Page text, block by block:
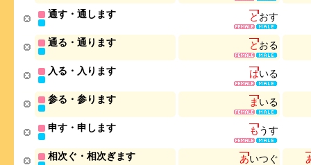
通す・通します とおす
通る・通ります とおる
入る・入ります はいる
参る・参ります まいる
申す・申します もうす
相次ぐ・相次ぎます あいつ ぐ